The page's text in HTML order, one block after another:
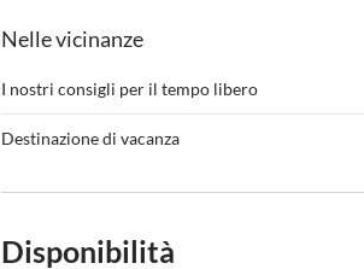
Nelle vicinanze
I nostri consigli per il tempo libero
Destinazione di vacanza
supermercato si trova a 1,4 km di distanza e
Disponibilità